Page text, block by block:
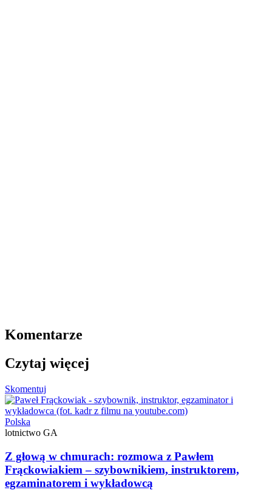
Komentarze
Czytaj więcej
Skomentuj
Polska
lotnictwo GA
Z głową w chmurach: rozmowa z Pawłem
Frąckowiakiem – szybownikiem, instruktorem,
egzaminatorem i wykładowcą